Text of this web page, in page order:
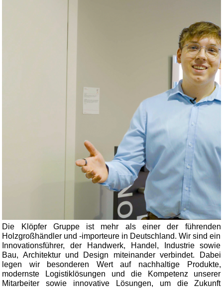
Die Klöpfer Gruppe ist mehr als einer der führenden
Holzgroßhändler und -importeure in Deutschland. Wir sind ein
Innovationsführer, der Handwerk, Handel, Industrie sowie
Bau, Architektur und Design miteinander verbindet. Dabei
legen wir besonderen Wert auf nachhaltige Produkte,
modernste Logistiklösungen und die Kompetenz unserer
Mitarbeiter sowie innovative Lösungen, um die Zukunft